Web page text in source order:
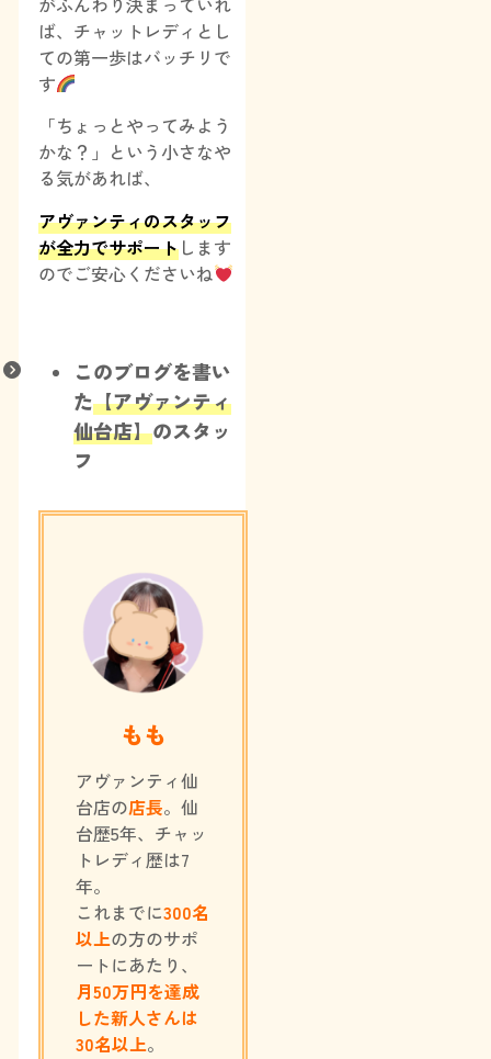
ば、チャットレディとし
ての第一歩はバッチリで
す
「ちょっとやってみよう
かな？」という小さなや
る気があれば、
アヴァンティのスタッフ
が全力でサポートします
のでご安心くださいね
このブログを書い
た【アヴァンティ
仙台店】のスタッ
フ
もも
アヴァンティ仙
台店の店長。仙
台歴5年、チャッ
トレディ歴は7
年。
これまでに300名
以上の方のサポ
ートにあたり、
月50万円を達成
した新人さんは
30名以上。